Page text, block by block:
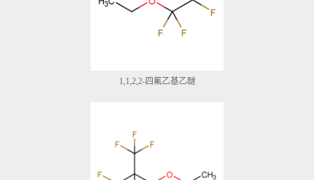
1,1,2,2-四氟乙基乙醚